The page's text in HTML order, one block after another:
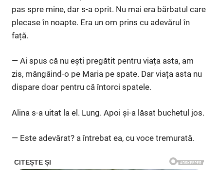
pas spre mine, dar s-a oprit. Nu mai era bărbatul care
plecase în noapte. Era un om prins cu adevărul în
față.
— Ai spus că nu ești pregătit pentru viața asta, am
zis, mângâind-o pe Maria pe spate. Dar viața asta nu
dispare doar pentru că întorci spatele.
Alina s-a uitat la el. Lung. Apoi și-a lăsat buchetul jos.
— Este adevărat? a întrebat ea, cu voce tremurată.